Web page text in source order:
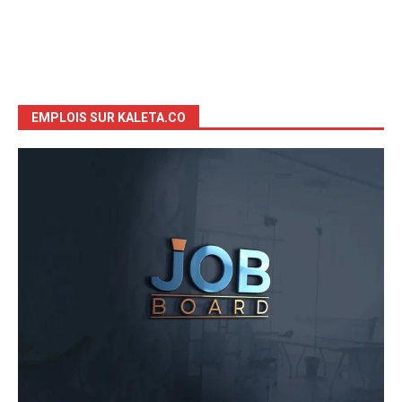
EMPLOIS SUR KALETA.CO